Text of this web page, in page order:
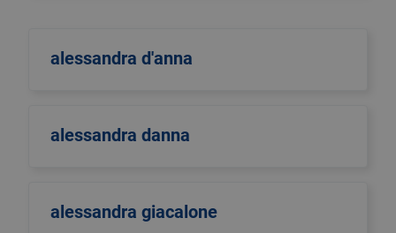
alessandra d'anna
alessandra danna
alessandra giacalone